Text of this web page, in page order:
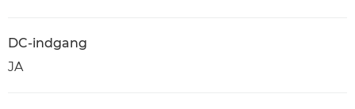
DC-indgang
JA